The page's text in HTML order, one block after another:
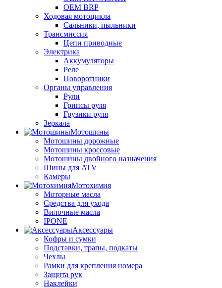
OEM BRP
Ходовая мотоцикла
Сальники, пыльники
Трансмиссия
Цепи приводные
Электрика
Аккумуляторы
Реле
Поворотники
Органы управления
Рули
Грипсы руля
Грузики руля
Зеркала
Мотошины
Мотошины дорожные
Мотошины кроссовые
Мотошины двойного назначения
Шины для ATV
Камеры
Мотохимия
Моторные масла
Средства для ухода
Вилочные масла
IPONE
Аксессуары
Кофры и сумки
Подставки, трапы, подкаты
Чехлы
Рамки для крепления номера
Защита рук
Наклейки